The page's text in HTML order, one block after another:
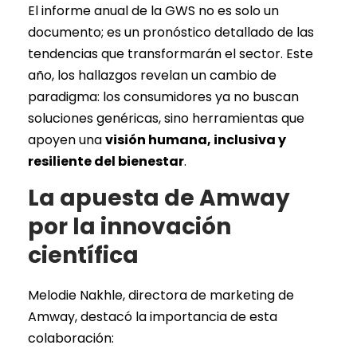
El informe anual de la GWS no es solo un
documento; es un pronóstico detallado de las
tendencias que transformarán el sector. Este
año, los hallazgos revelan un cambio de
paradigma: los consumidores ya no buscan
soluciones genéricas, sino herramientas que
apoyen unavisión humana, inclusiva y
resiliente del bienestar.
La apuesta de Amway
por la innovación
científica
Melodie Nakhle, directora de marketing de
Amway, destacó la importancia de esta
colaboración: